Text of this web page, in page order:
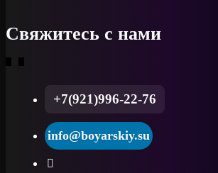
Свяжитесь с нами
+7(921)996-22-76
info@boyarskiy.su